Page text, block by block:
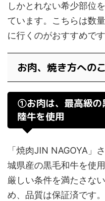
しかとれない希少部位
ています。こちらは数
に行くのがおすすめです
お肉、焼き方への
①お肉は、最高級の
陸牛を使用
「焼肉JIN NAGOYA」
城県産の黒毛和牛を使
厳しい条件を満たさな
め、品質は保証済です